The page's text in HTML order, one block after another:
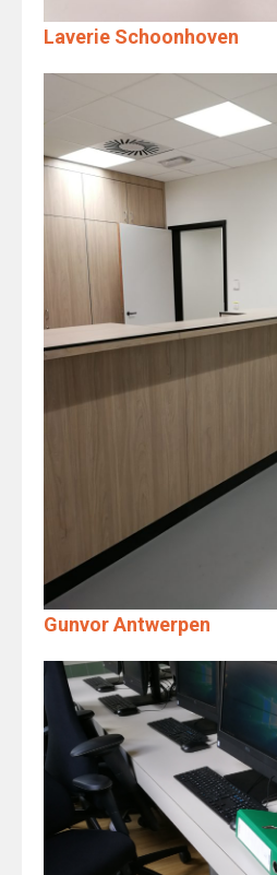
Laverie Schoonhoven
Gunvor Antwerpen